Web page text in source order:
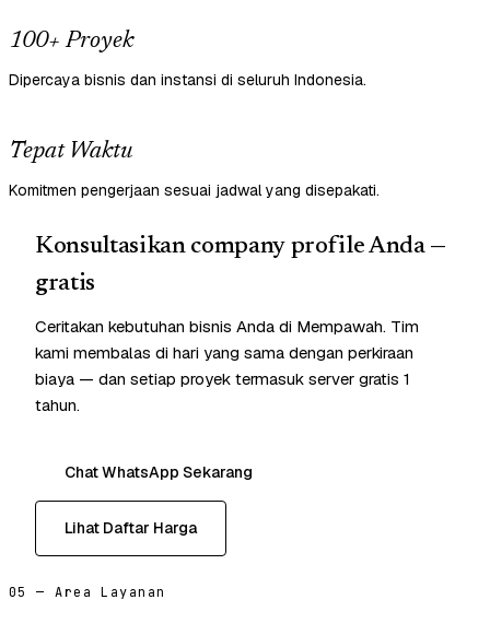
100+ Proyek
Dipercaya bisnis dan instansi di seluruh Indonesia.
Tepat Waktu
Komitmen pengerjaan sesuai jadwal yang disepakati.
Konsultasikan company profile Anda —
gratis
Ceritakan kebutuhan bisnis Anda di Mempawah. Tim
kami membalas di hari yang sama dengan perkiraan
biaya — dan setiap proyek termasuk server gratis 1
tahun.
Chat WhatsApp Sekarang
Lihat Daftar Harga
05 — Area Layanan